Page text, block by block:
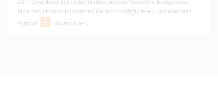
Zum Download des Datenblattes und der Ausschreibungstexte,
bitte das Produkt im unteren Bereich konfigurieren und über das
Symbol
downloaden.